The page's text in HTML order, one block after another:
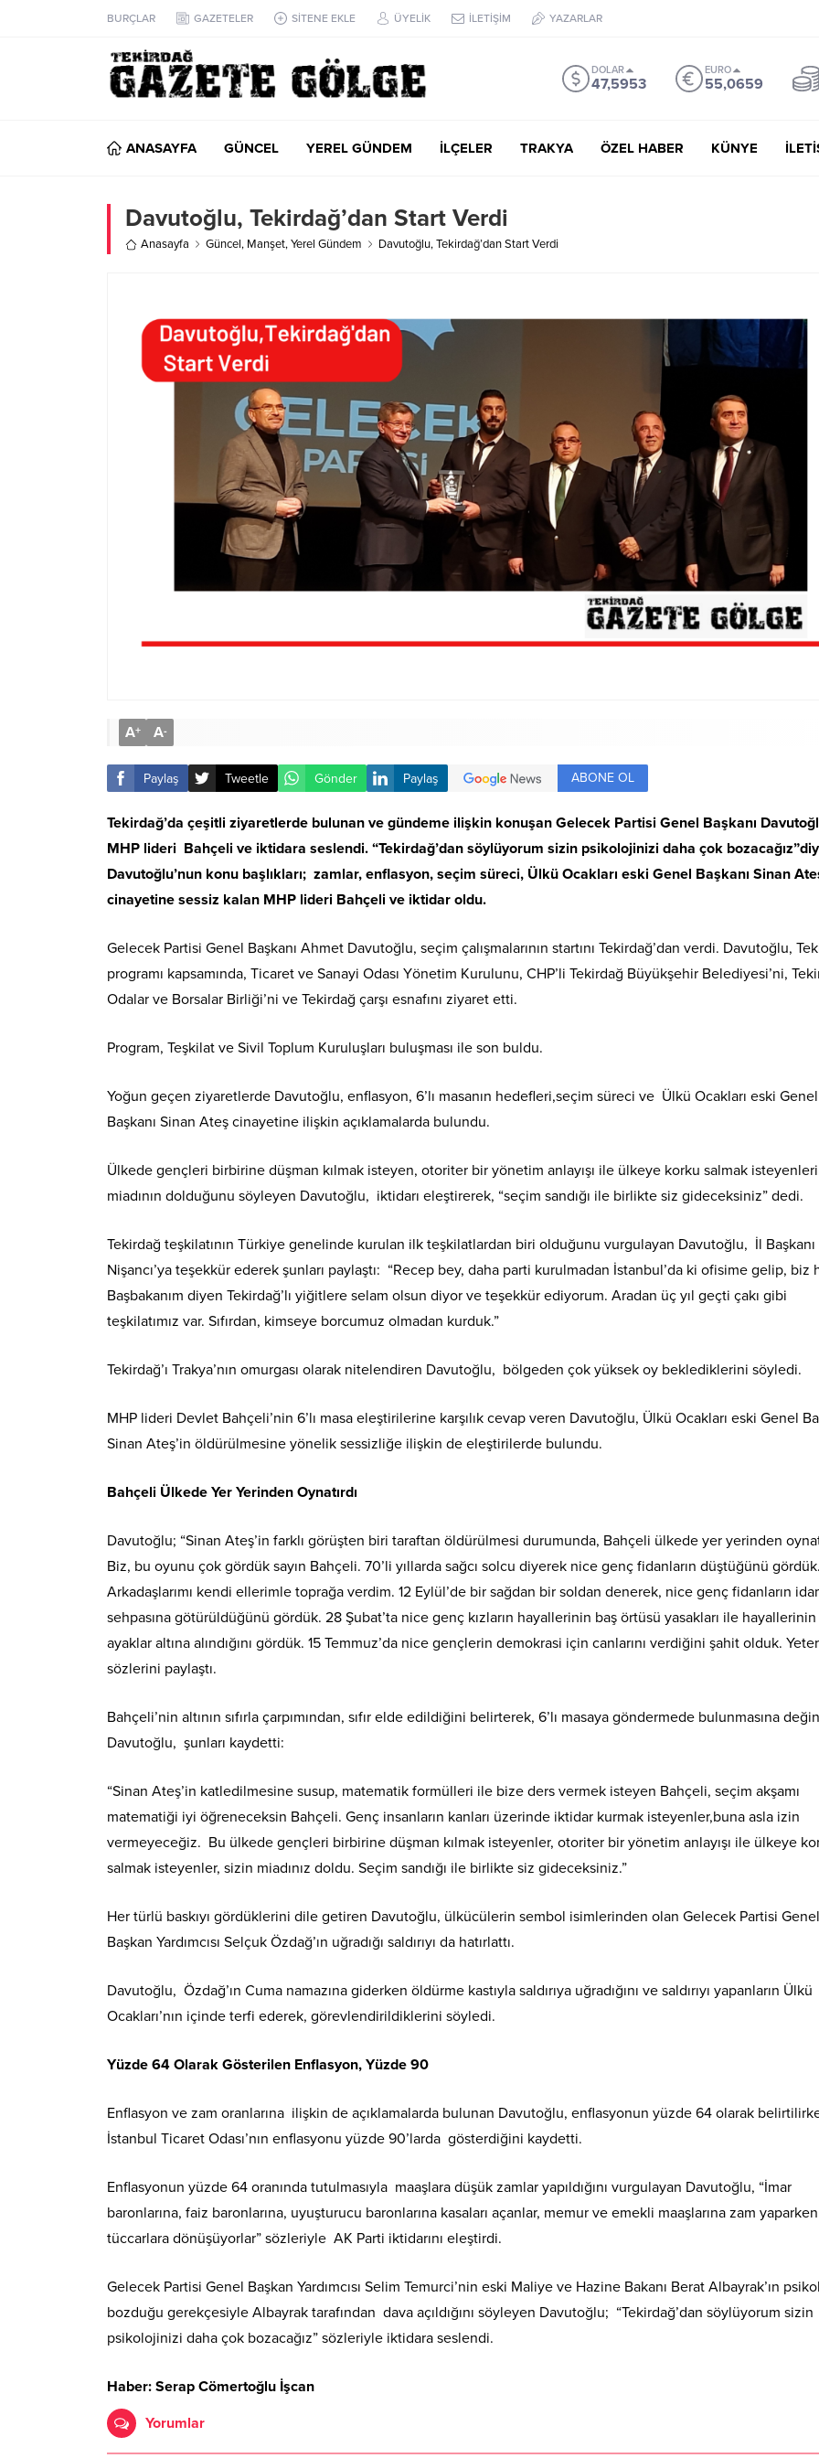
BURÇLAR GAZETELER SİTENE EKLE ÜYELİK İLETİŞİM YAZARLAR
DOLAR
47,5953
EURO
55,0659
ANASAYFA GÜNCEL YEREL GÜNDEM İLÇELER TRAKYA ÖZEL HABER KÜNYE
Davutoğlu, Tekirdağ’dan Start Verdi
Anasayfa Güncel, Manşet,Yerel Gündem Davutoğlu, Tekirdağ’dan Start Verdi
A+ A-
Paylaş Tweetle Gönder Paylaş ABONE OL
Tekirdağ’da çeşitli ziyaretlerde bulunan ve gündeme ilişkin konuşan Gelecek Partisi Genel Başkanı
MHP lideri Bahçeli ve iktidara seslendi. “Tekirdağ’dan söylüyorum sizin psikolojinizi daha çok
Davutoğlu’nun konu başlıkları; zamlar, enflasyon, seçim süreci, Ülkü Ocakları eski Genel Başkanı Sinan
cinayetine sessiz kalan MHP lideri Bahçeli ve iktidar oldu.
Gelecek Partisi Genel Başkanı Ahmet Davutoğlu, seçim çalışmalarının startını Tekirdağ’dan verdi. Davutoğlu,
programı kapsamında, Ticaret ve Sanayi Odası Yönetim Kurulunu, CHP’li Tekirdağ Büyükşehir Belediyesi’ni,
Odalar ve Borsalar Birliği’ni ve Tekirdağ çarşı esnafını ziyaret etti.
Program, Teşkilat ve Sivil Toplum Kuruluşları buluşması ile son buldu.
Yoğun geçen ziyaretlerde Davutoğlu, enflasyon, 6’lı masanın hedefleri,seçim süreci ve Ülkü Ocakları eski Genel
Başkanı Sinan Ateş cinayetine ilişkin açıklamalarda bulundu.
Ülkede gençleri birbirine düşman kılmak isteyen, otoriter bir yönetim anlayışı ile ülkeye korku salmak
miadının dolduğunu söyleyen Davutoğlu, iktidarı eleştirerek, “seçim sandığı ile birlikte siz gideceksiniz” dedi.
Tekirdağ teşkilatının Türkiye genelinde kurulan ilk teşkilatlardan biri olduğunu vurgulayan Davutoğlu, İl Başkanı
Nişancı’ya teşekkür ederek şunları paylaştı: “Recep bey, daha parti kurulmadan İstanbul’da ki ofisime gelip, biz
Başbakanım diyen Tekirdağ’lı yiğitlere selam olsun diyor ve teşekkür ediyorum. Aradan üç yıl geçti çakı gibi
teşkilatımız var. Sıfırdan, kimseye borcumuz olmadan kurduk.”
Tekirdağ’ı Trakya’nın omurgası olarak nitelendiren Davutoğlu, bölgeden çok yüksek oy beklediklerini söyledi.
MHP lideri Devlet Bahçeli’nin 6’lı masa eleştirilerine karşılık cevap veren Davutoğlu, Ülkü Ocakları eski Genel
Sinan Ateş’in öldürülmesine yönelik sessizliğe ilişkin de eleştirilerde bulundu.
Bahçeli Ülkede Yer Yerinden Oynatırdı
Davutoğlu; “Sinan Ateş’in farklı görüşten biri taraftan öldürülmesi durumunda, Bahçeli ülkede yer yerinden
Biz, bu oyunu çok gördük sayın Bahçeli. 70’li yıllarda sağcı solcu diyerek nice genç fidanların düştüğünü gördük.
Arkadaşlarımı kendi ellerimle toprağa verdim. 12 Eylül’de bir sağdan bir soldan denerek, nice genç fidanların
sehpasına götürüldüğünü gördük. 28 Şubat’ta nice genç kızların hayallerinin baş örtüsü yasakları ile hayallerinin
ayaklar altına alındığını gördük. 15 Temmuz’da nice gençlerin demokrasi için canlarını verdiğini şahit olduk. Yeter
sözlerini paylaştı.
Bahçeli’nin altının sıfırla çarpımından, sıfır elde edildiğini belirterek, 6’lı masaya göndermede bulunmasına
Davutoğlu, şunları kaydetti:
“Sinan Ateş’in katledilmesine susup, matematik formülleri ile bize ders vermek isteyen Bahçeli, seçim akşamı
matematiği iyi öğreneceksin Bahçeli. Genç insanların kanları üzerinde iktidar kurmak isteyenler,buna asla izin
vermeyeceğiz. Bu ülkede gençleri birbirine düşman kılmak isteyenler, otoriter bir yönetim anlayışı ile ülkeye
salmak isteyenler, sizin miadınız doldu. Seçim sandığı ile birlikte siz gideceksiniz.”
Her türlü baskıyı gördüklerini dile getiren Davutoğlu, ülkücülerin sembol isimlerinden olan Gelecek Partisi Genel
Başkan Yardımcısı Selçuk Özdağ’ın uğradığı saldırıyı da hatırlattı.
Davutoğlu, Özdağ’ın Cuma namazına giderken öldürme kastıyla saldırıya uğradığını ve saldırıyı yapanların Ülkü
Ocakları’nın içinde terfi ederek, görevlendirildiklerini söyledi.
Yüzde 64 Olarak Gösterilen Enflasyon, Yüzde 90
Enflasyon ve zam oranlarına ilişkin de açıklamalarda bulunan Davutoğlu, enflasyonun yüzde 64 olarak
İstanbul Ticaret Odası’nın enflasyonu yüzde 90’larda gösterdiğini kaydetti.
Enflasyonun yüzde 64 oranında tutulmasıyla maaşlara düşük zamlar yapıldığını vurgulayan Davutoğlu, “İmar
baronlarına, faiz baronlarına, uyuşturucu baronlarına kasaları açanlar, memur ve emekli maaşlarına zam
tüccarlara dönüşüyorlar” sözleriyle AK Parti iktidarını eleştirdi.
Gelecek Partisi Genel Başkan Yardımcısı Selim Temurci’nin eski Maliye ve Hazine Bakanı Berat Albayrak’ın
bozduğu gerekçesiyle Albayrak tarafından dava açıldığını söyleyen Davutoğlu; “Tekirdağ’dan söylüyorum sizin
psikolojinizi daha çok bozacağız” sözleriyle iktidara seslendi.
Haber: Serap Cömertoğlu İşcan
Yorumlar